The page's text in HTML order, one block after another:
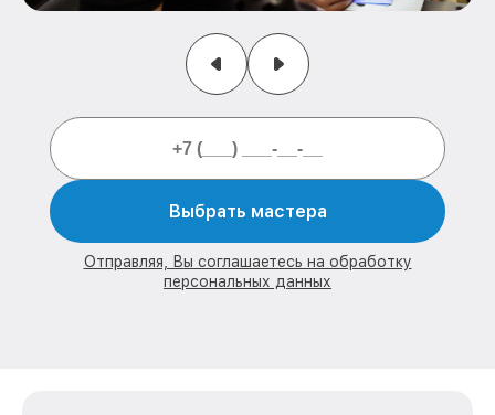
Выбрать мастера
Отправляя, Вы соглашаетесь на обработку
персональных данных